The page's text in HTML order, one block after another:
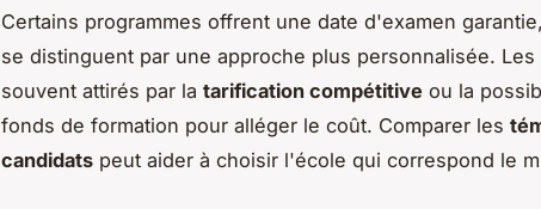
Certains programmes offrent une date d'examen
se distinguent par une approche plus personnalisée.
souvent attirés par la tarification compétitive ou la
fonds de formation pour alléger le coût. Comparer les
candidats peut aider à choisir l'école qui correspond le